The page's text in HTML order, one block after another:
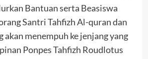
Bantuan serta Beasiswa
Santri Tahfizh Al-quran dan
akan menempuh ke jenjang yang
Ponpes Tahfizh Roudlotus